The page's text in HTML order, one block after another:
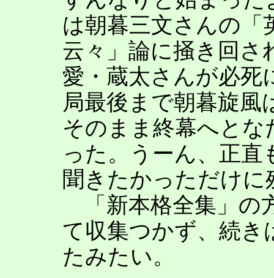
は朝暮三文さんの「
云々」論に掻き回さ
愛・蔵太さんが必死
局最後まで朝暮旋
そのまま終幕へと
った。うーん、正
聞きたかっただけに
「新本格全集」の
て収集つかず、続
たみたい。